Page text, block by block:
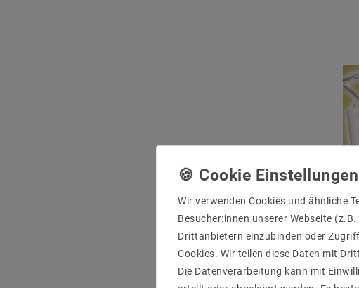
Wir verwenden Cookies und ähnliche
Besucher:innen unserer Webseite
Drittanbietern einzubinden oder
Cookies. Wir teilen diese Daten mit
Die Datenverarbeitung kann mit